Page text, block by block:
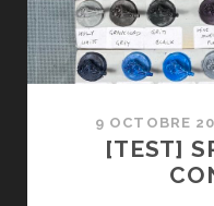
9 OCTOBRE
[TEST]